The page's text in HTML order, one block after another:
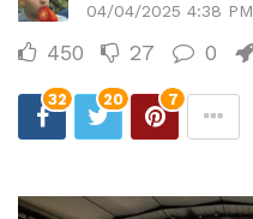
04/04/2025 4:38 PM
450 27 0
32 20 7